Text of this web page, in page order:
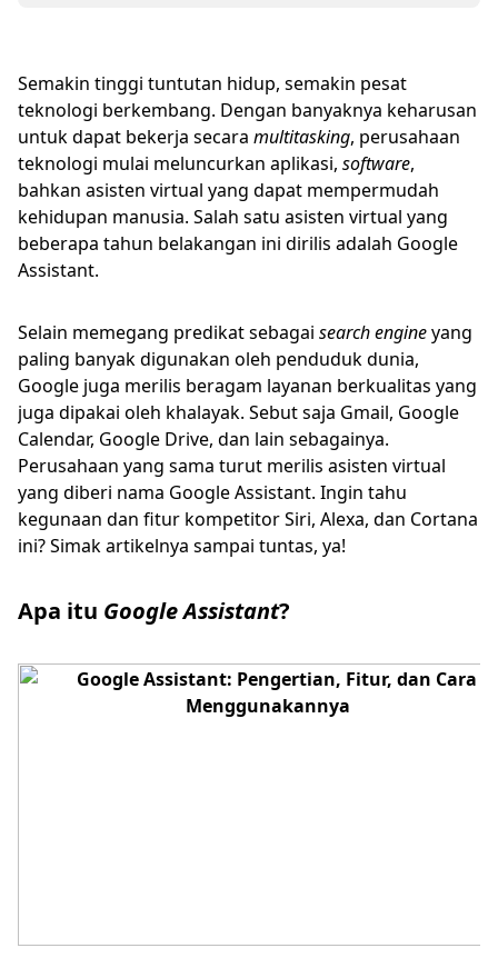
Semakin tinggi tuntutan hidup, semakin pesat
teknologi berkembang. Dengan banyaknya keharusan
untuk dapat bekerja secara multitasking, perusahaan
teknologi mulai meluncurkan aplikasi, software,
bahkan asisten virtual yang dapat mempermudah
kehidupan manusia. Salah satu asisten virtual yang
beberapa tahun belakangan ini dirilis adalah Google
Assistant.
Selain memegang predikat sebagai search engineyang
paling banyak digunakan oleh penduduk dunia,
Google juga merilis beragam layanan berkualitas yang
juga dipakai oleh khalayak. Sebut saja Gmail, Google
Calendar, Google Drive, dan lain sebagainya.
Perusahaan yang sama turut merilis asisten virtual
yang diberi nama Google Assistant. Ingin tahu
kegunaan dan fitur kompetitor Siri, Alexa, dan Cortana
ini? Simak artikelnya sampai tuntas, ya!
Apa itu Google Assistant?